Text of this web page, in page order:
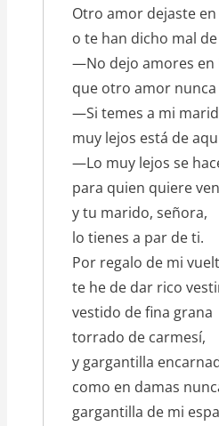
Otro amor dejaste en
o te han dicho mal
—No dejo amores en
que otro amor nunca
—Si temes a mi
muy lejos está de
—Lo muy lejos se
para quien quiere
y tu marido, señora,
lo tienes a par de ti.
Por regalo de mi
te he de dar rico
vestido de fina grana
torrado de carmesí,
y gargantilla
como en damas
gargantilla de mi